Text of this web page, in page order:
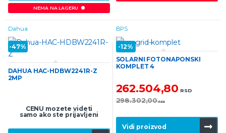
NEMA NA LAGERU
Dahua
DAHUA HAC-HDBW2241R-Z
2MP
-47%
CENU mozete videti
samo ako ste prijavljeni
BPS
SOLARNI FOTONAPONSKI
KOMPLET 4
-12%
262.504,80 RSD
298.302,00RSD
Vidi proizvod